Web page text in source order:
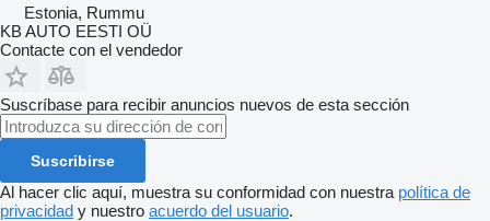
Estonia, Rummu
KB AUTO EESTI OÜ
Contacte con el vendedor
Suscríbase para recibir anuncios nuevos de esta sección
Suscribirse
Al hacer clic aquí, muestra su conformidad con nuestra política de
privacidad y nuestro acuerdo del usuario.